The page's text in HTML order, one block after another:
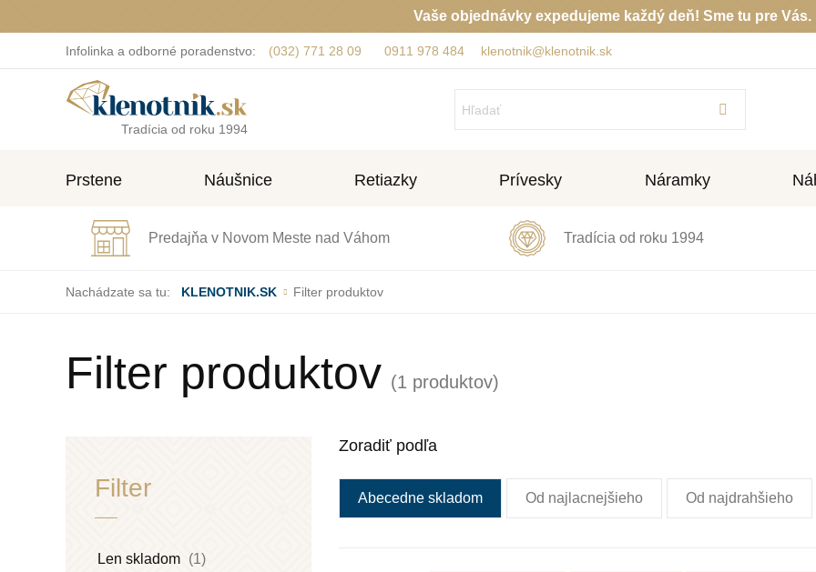
Vaše objednávky expedujeme každý deň! Sme tu pre Vás.
Infolinka a odborné poradenstvo: (032) 771 28 09 0911 978 484 klenotnik@klenotnik.sk
Tradícia od roku 1994
Prstene Náušnice Retiazky Prívesky Náramky
Predajňa v Novom Meste nad Váhom Tradícia od roku 1994
Nachádzate sa tu: KLENOTNIK.SK Filter produktov
Filter produktov (1 produktov)
Filter
Len skladom (1)
Zoradiť podľa
Abecedne skladom Od najlacnejšieho Od najdrahšieho